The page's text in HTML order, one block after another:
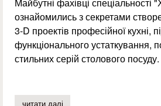
Майбутні фахівці спеціальності
ознайомились з секретами
3-D проектів професійної кухні,
функціонального устаткування,
стильних серій столового посуду.
читати далі